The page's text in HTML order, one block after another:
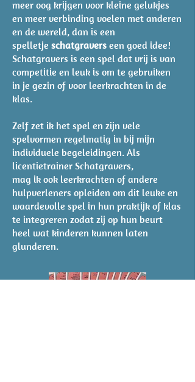
meer oog krijgen voor kleine gelukjes
en meer verbinding voelen met anderen
en de wereld, dan is een
spelletje schatgravers een goed idee!
Schatgravers is een spel dat vrij is van
competitie en leuk is om te gebruiken
in je gezin of voor leerkrachten in de
klas.
Zelf zet ik het spel en zijn vele
spelvormen regelmatig in bij mijn
individuele begeleidingen. Als
licentietrainer Schatgravers,
mag ik ook leerkrachten of andere
hulpverleners opleiden om dit leuke en
waardevolle spel in hun praktijk of klas
te integreren zodat zij op hun beurt
heel wat kinderen kunnen laten
glunderen.